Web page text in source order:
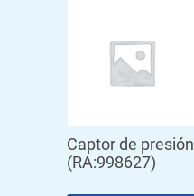
Captor de presión
(RA:998627)